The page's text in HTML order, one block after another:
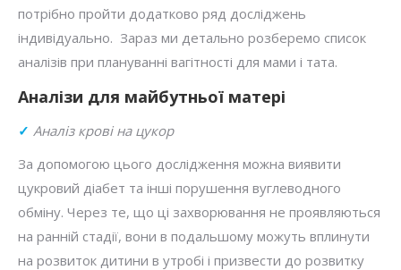
потрібно пройти додатково ряд досліджень
індивідуально. Зараз ми детально розберемо список
аналізів при плануванні вагітності для мами і тата.
Аналізи для майбутньої матері
✓ Аналіз крові на цукор
За допомогою цього дослідження можна виявити
цукровий діабет та інші порушення вуглеводного
обміну. Через те, що ці захворювання не проявляються
на ранній стадії, вони в подальшому можуть вплинути
на розвиток дитини в утробі і призвести до розвитку